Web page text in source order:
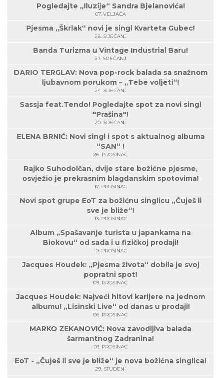
Pogledajte „Iluzije“ Sandra Bjelanovića!
07. VELJAČA
Pjesma „Škrlak“ novi je singl Kvarteta Gubec!
28. SIJEČANJ
Banda Turizma u Vintage Industrial Baru!
27. SIJEČANJ
DARIO TERGLAV: Nova pop-rock balada sa snažnom
ljubavnom porukom – „Tebe voljeti“!
24. SIJEČANJ
Sassja feat.Tendo! Pogledajte spot za novi singl
"Prašina"!
20. SIJEČANJ
ELENA BRNIĆ: Novi singl i spot s aktualnog albuma
“SAN“ !
26. PROSINAC
Rajko Suhodolčan, dvije stare božićne pjesme,
osvježio je prekrasnim blagdanskim spotovima!
17. PROSINAC
Novi spot grupe EoT za božićnu singlicu „Čuješ li
sve je bliže“!
13. PROSINAC
Album „Spašavanje turista u japankama na
Biokovu“ od sada i u fizičkoj prodaji!
10. PROSINAC
Jacques Houdek: „Pjesma života“ dobila je svoj
popratni spot!
09. PROSINAC
Jacques Houdek: Najveći hitovi karijere na jednom
albumu! „Lisinski Live“ od danas u prodaji!
06. PROSINAC
MARKO ZEKANOVIĆ: Nova zavodljiva balada
šarmantnog Zadranina!
03. PROSINAC
EoT - „Čuješ li sve je bliže“ je nova božićna singlica!
29. STUDENI